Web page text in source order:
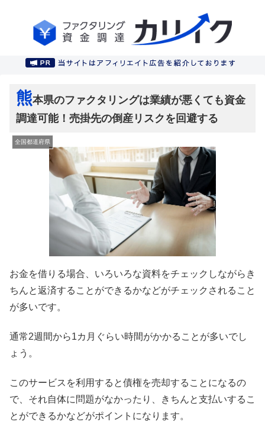
熊本県のファクタリングは業績が悪くても資金
調達可能！売掛先の倒産リスクを回避する
全国都道府県
お金を借りる場合、いろいろな資料をチェックしながらき
ちんと返済することができるかなどがチェックされること
が多いです。
通常2週間から1カ月ぐらい時間がかかることが多いでし
ょう。
このサービスを利用すると債権を売却することになるの
で、それ自体に問題がなかったり、きちんと支払いするこ
とができるかなどがポイントになります。